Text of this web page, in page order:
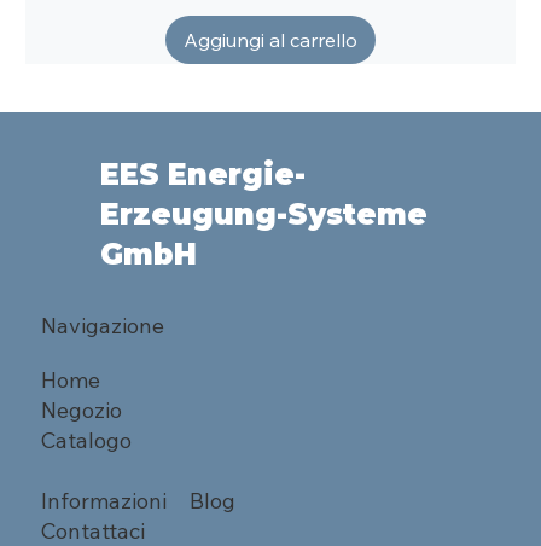
Aggiungi al carrello
EES Energie-
Erzeugung-Systeme
GmbH
Navigazione
Home
Negozio
Catalogo
Informazioni
Blog
Contattaci